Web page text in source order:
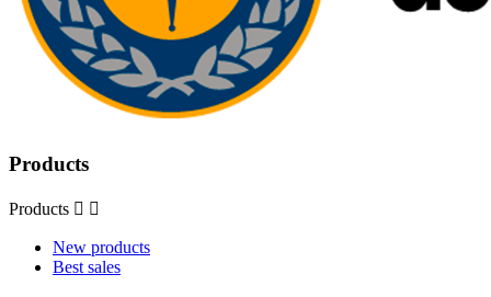
Products
Products  
New products
Best sales